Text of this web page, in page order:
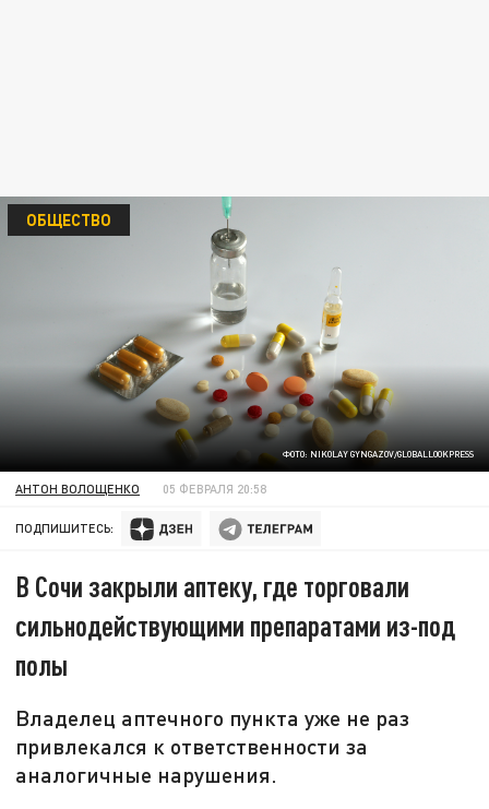
ФОТО: NIKOLAY GYNGAZOV/GLOBALLOOKPRESS
ОБЩЕСТВО
АНТОН ВОЛОЩЕНКО 05 ФЕВРАЛЯ 20:58
ПОДПИШИТЕСЬ:
В Сочи закрыли аптеку, где торговали
сильнодействующими препаратами из-под
полы
Владелец аптечного пункта уже не раз
привлекался к ответственности за
аналогичные нарушения.